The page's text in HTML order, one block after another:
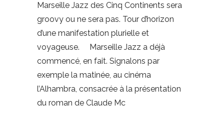
Marseille Jazz des Cinq Continents sera
groovy ou ne sera pas. Tour d’horizon
d’une manifestation plurielle et
voyageuse. Marseille Jazz a déjà
commencé, en fait. Signalons par
exemple la matinée, au cinéma
l’Alhambra, consacrée à la présentation
du roman de Claude Mc